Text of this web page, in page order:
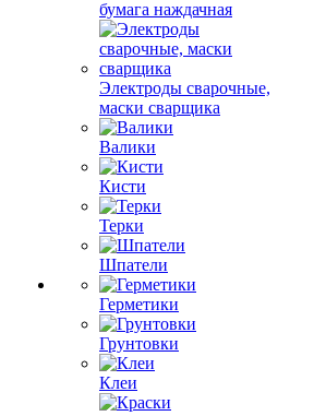
бумага наждачная
Электроды сварочные,
маски сварщика
Валики
Кисти
Терки
Шпатели
Герметики
Грунтовки
Клеи